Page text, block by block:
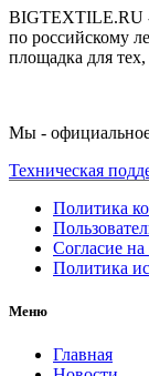
BIGTEXTILE.RU
по российскому
площадка для
Мы -
Техническая
Политика
Согласие
Политика
Меню
Главная